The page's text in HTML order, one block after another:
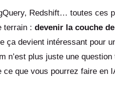
Redshift… toutes ces
terrain : devenir la couche
ça devient intéressant pour
n’est plus juste une
ce que vous pourrez faire en